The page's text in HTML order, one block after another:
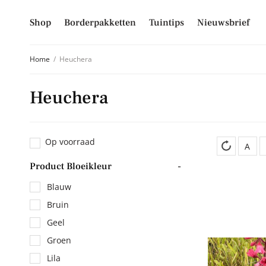
Shop Borderpakketten Tuintips Nieuwsbrief
Home / Heuchera
Heuchera
Op voorraad
Product Bloeikleur -
Blauw
Bruin
Geel
Groen
Lila
A
hoogte van alle